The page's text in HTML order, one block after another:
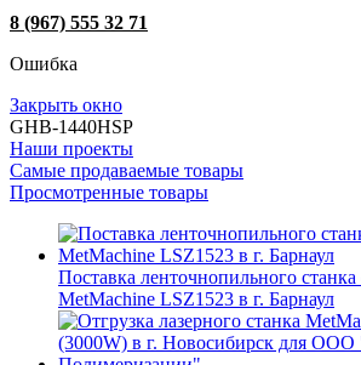
8 (967) 555 32 71
Ошибка
Закрыть окно
GHB-1440HSP
Наши проекты
Самые продаваемые товары
Просмотренные товары
Поставка ленточнопильного станка
MetMachine LSZ1523 в г. Барнаул